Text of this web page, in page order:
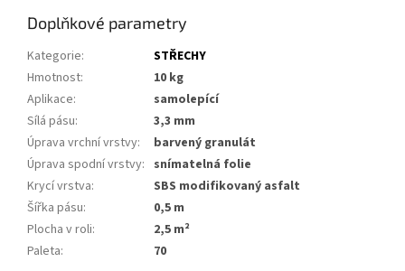
Doplňkové parametry
Kategorie:
STŘECHY
Hmotnost:
10 kg
Aplikace:
samolepící
Sílá pásu:
3,3 mm
Úprava vrchní vrstvy:
barvený granulát
Úprava spodní vrstvy: snímatelná folie
Krycí vrstva:
SBS modifikovaný asfalt
Šířka pásu:
0,5 m
Plocha v roli:
2,5 m²
Paleta: 70